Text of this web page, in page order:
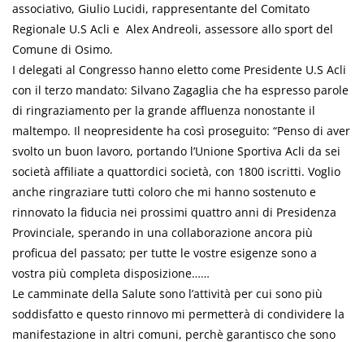
associativo, Giulio Lucidi, rappresentante del Comitato
Regionale U.S Acli e Alex Andreoli, assessore allo sport del
Comune di Osimo.
I delegati al Congresso hanno eletto come Presidente U.S Acli
con il terzo mandato: Silvano Zagaglia che ha espresso parole
di ringraziamento per la grande affluenza nonostante il
maltempo. Il neopresidente ha così proseguito: “Penso di aver
svolto un buon lavoro, portando l’Unione Sportiva Acli da sei
società affiliate a quattordici società, con 1800 iscritti. Voglio
anche ringraziare tutti coloro che mi hanno sostenuto e
rinnovato la fiducia nei prossimi quattro anni di Presidenza
Provinciale, sperando in una collaborazione ancora più
proficua del passato; per tutte le vostre esigenze sono a
vostra più completa disposizione……
Le camminate della Salute sono l’attività per cui sono più
soddisfatto e questo rinnovo mi permetterà di condividere la
manifestazione in altri comuni, perchè garantisco che sono